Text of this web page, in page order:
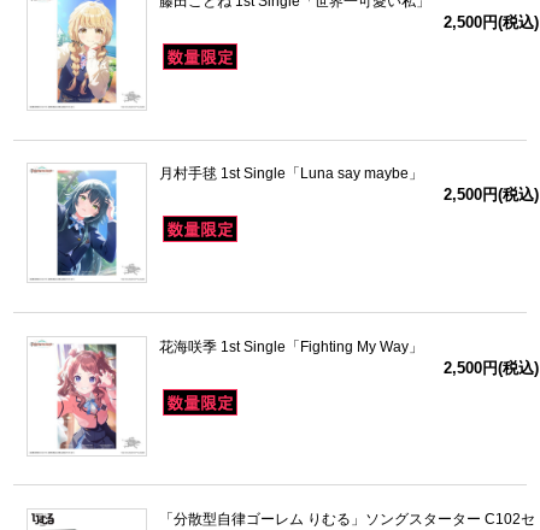
2,500円(税込)
月村手毬 1st Single「Luna say maybe」
2,500円(税込)
花海咲季 1st Single「Fighting My Way」
2,500円(税込)
「分散型自律ゴーレム りむる」ソングスターター C102セ